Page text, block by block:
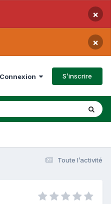
×
×
S’inscrire
Toute l’activité